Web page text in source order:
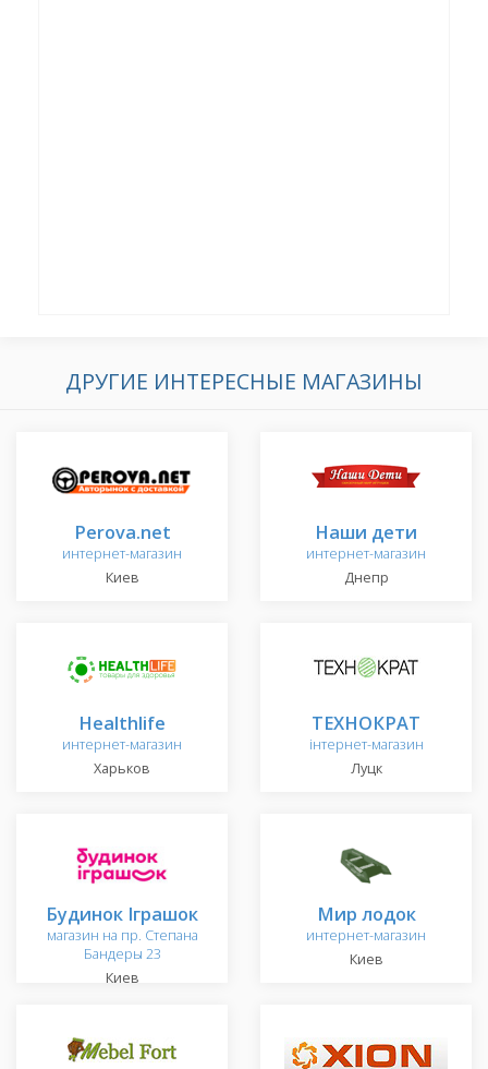
ДРУГИЕ ИНТЕРЕСНЫЕ МАГАЗИНЫ
Perova.net
интернет-магазин
Киев
Наши дети
интернет-магазин
Днепр
Healthlife
интернет-магазин
Харьков
ТЕХНОКРАТ
інтернет-магазин
Луцк
Будинок Іграшок
магазин на пр. Степана
Бандеры 23
Киев
Мир лодок
интернет-магазин
Киев